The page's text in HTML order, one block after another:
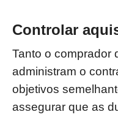
Controlar
Tanto o comprador
administram o
objetivos
assegurar que as